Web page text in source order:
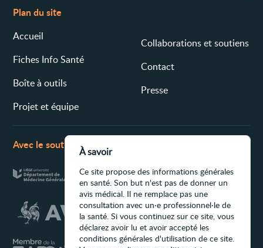
Plan du site
Accueil
Fiches Info Santé
Boîte à outils
Projet et équipe
Collaborations et soutiens
Contact
Presse
Avec le soutien de
À savoir
Ce site propose des informations générales
en santé. Son but n'est pas de donner un
avis médical. Il ne remplace pas une
consultation avec un·e professionnel·le de
la santé. Si vous continuez sur ce site, vous
déclarez avoir lu et avoir accepté les
conditions générales d'utilisation de ce site.